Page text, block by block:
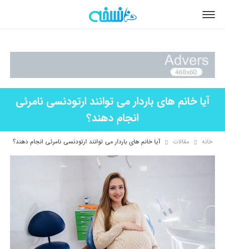
آیا خانم های باردار می توانند ارتودنسی نامرئی
انجام دهند؟
خانه مقالات آیا خانم های باردار می توانند ارتودنسی نامرئی انجام دهند؟